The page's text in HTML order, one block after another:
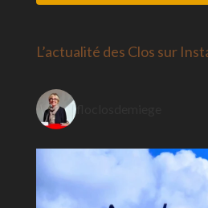
L’actualité des Clos sur
floclosdemiege